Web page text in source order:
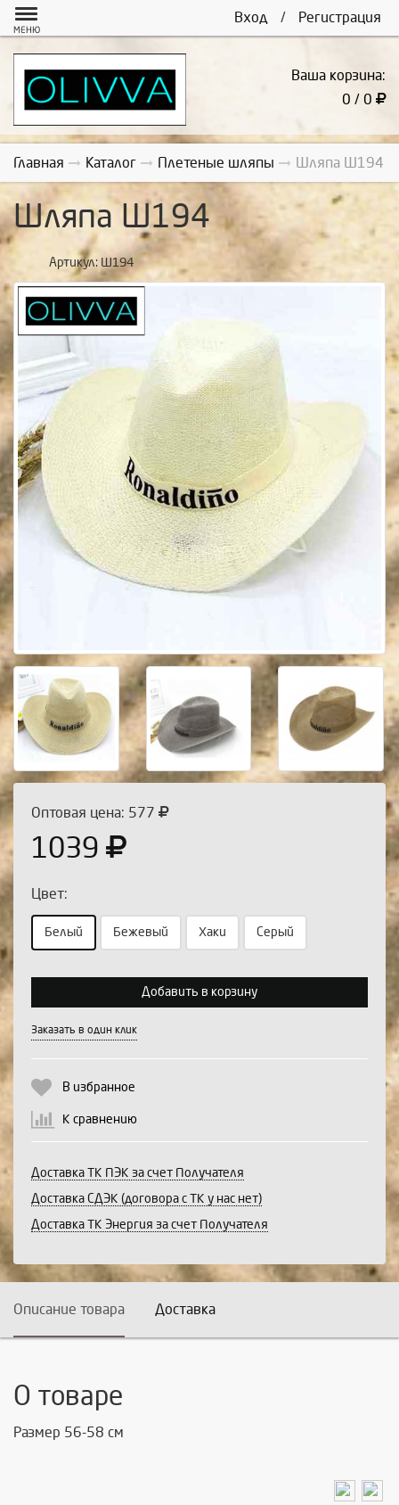
Вход / Регистрация
МЕНЮ
Ваша корзина:
0 / 0
Главная Каталог Плетеные шляпы Шляпа Ш194
Шляпа Ш194
Артикул: Ш194
Оптовая цена: 577
1039
Цвет:
Белый Бежевый Хаки Серый
Выберите количество:
Продолжить Отмена
Добавить в корзину
Заказать в один клик
В избранное
К сравнению
Доставка ТК ПЭК за счет Получателя
Доставка СДЭК (договора с ТК у нас нет)
Доставка ТК Энергия за счет Получателя
Описание товара Доставка
О товаре
Размер 56-58 см